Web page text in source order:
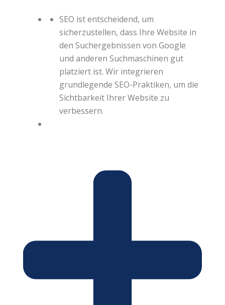
SEO ist entscheidend, um
sicherzustellen, dass Ihre Website in
den Suchergebnissen von Google
und anderen Suchmaschinen gut
platziert ist. Wir integrieren
grundlegende SEO-Praktiken, um die
Sichtbarkeit Ihrer Website zu
verbessern.